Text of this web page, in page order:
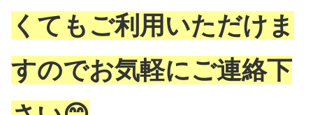
くてもご利用いただけま
すのでお気軽にご連絡下